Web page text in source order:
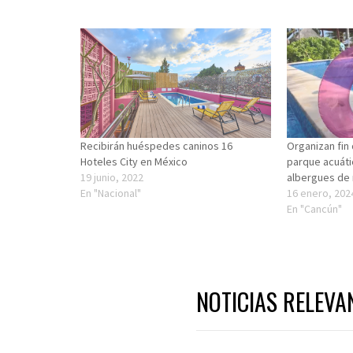
Recibirán huéspedes caninos 16
Hoteles City en México
19 junio, 2022
En "Nacional"
Organizan
parque
albergues
16 enero,
En "Cancún"
NOTICIAS